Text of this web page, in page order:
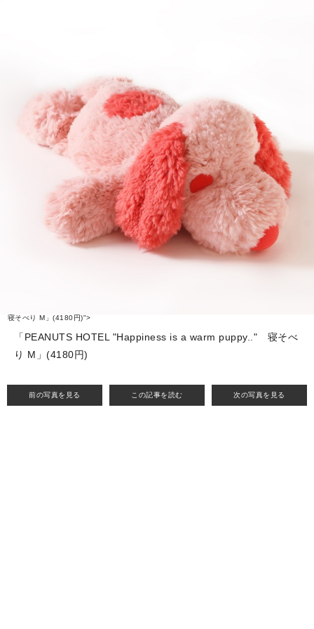
前の写真を見る この記事を読む 次の写真を見る
寝そべり M」(4180円)">
「PEANUTS HOTEL "Happiness is a warm puppy.." 寝そべ
り M」(4180円)